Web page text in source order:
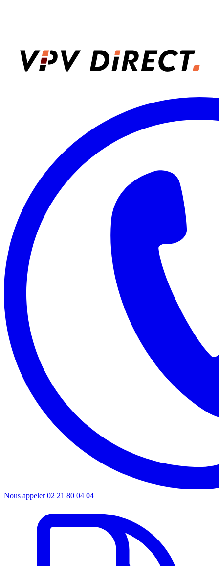
Nous appeler 02 21 80 04 04